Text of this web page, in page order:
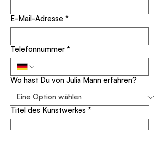
E-Mail-Adresse *
Telefonnummer *
Wo hast Du von Julia Mann erfahren?
Titel des Kunstwerkes *